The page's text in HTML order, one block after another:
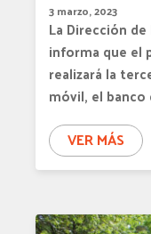
3 marzo, 2023
La Dirección
informa que el
realizará la
móvil, el
VER MÁS